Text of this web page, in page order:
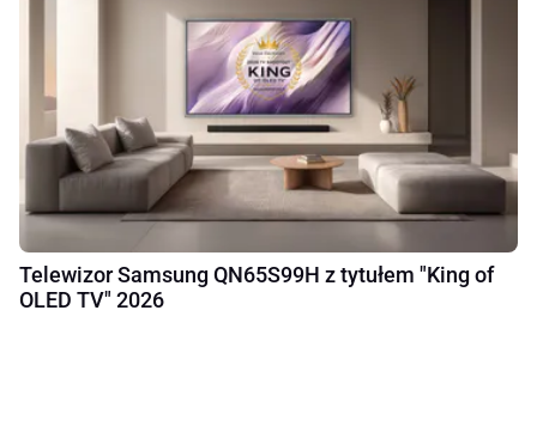
Telewizor Samsung QN65S99H z tytułem "King of
OLED TV" 2026